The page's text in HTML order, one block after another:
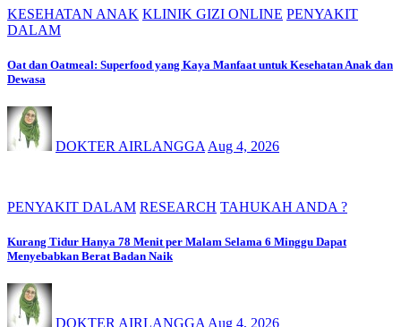
KESEHATAN ANAK KLINIK GIZI ONLINE PENYAKIT
DALAM
Oat dan Oatmeal: Superfood yang Kaya Manfaat untuk Kesehatan Anak dan
Dewasa
DOKTER AIRLANGGA Aug 4, 2026
PENYAKIT DALAM RESEARCH TAHUKAH ANDA ?
Kurang Tidur Hanya 78 Menit per Malam Selama 6 Minggu Dapat
Menyebabkan Berat Badan Naik
DOKTER AIRLANGGA Aug 4, 2026